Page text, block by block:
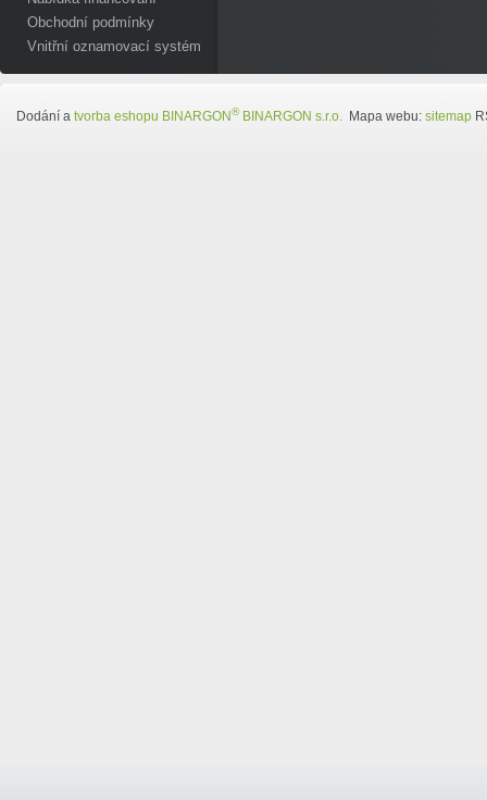
Obchodní podmínky
Vnitřní oznamovací systém
Dodání a tvorba eshopu BINARGON®BINARGON s.r.o. Mapa webu: sitemap